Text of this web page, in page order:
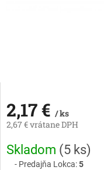
2,17 € / ks
2,67 € vrátane DPH
Jednotková
cena:
Skladom (5 ks)
Predajňa Lokca:5